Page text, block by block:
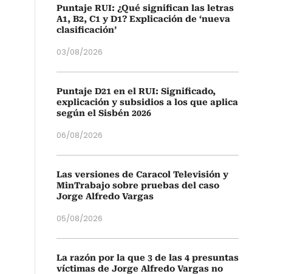
Puntaje RUI: ¿Qué significan las letras
A1, B2, C1 y D1? Explicación de ‘nueva
clasificación’
03/08/2026
Puntaje D21 en el RUI: Significado,
explicación y subsidios a los que aplica
según el Sisbén 2026
06/08/2026
Las versiones de Caracol Televisión y
MinTrabajo sobre pruebas del caso
Jorge Alfredo Vargas
05/08/2026
La razón por la que 3 de las 4 presuntas
víctimas de Jorge Alfredo Vargas no